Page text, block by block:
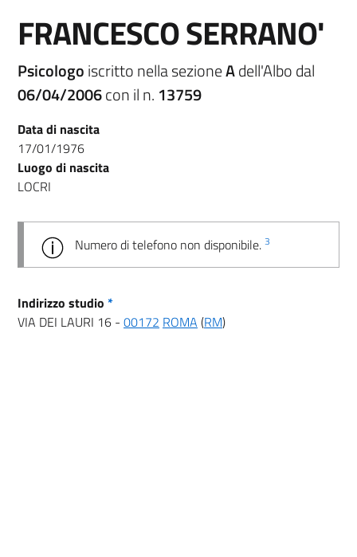
FRANCESCO SERRANO'
Psicologoiscritto nella sezioneAdell'Albo dal
06/04/2006con il n. 13759
Data di nascita
17/01/1976
Luogo di nascita
LOCRI
Numero di telefono non disponibile. 3
Indirizzo studio *
VIA DEI LAURI 16 - 00172 ROMA (RM)